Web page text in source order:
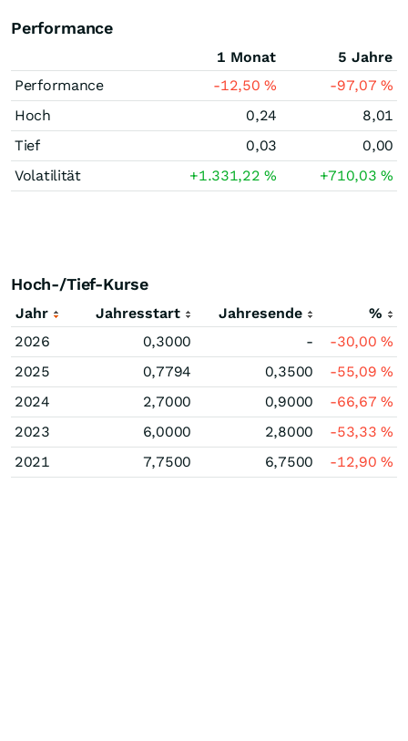
Performance
1 Monat
5 Jahre
Performance
-12,50% -97,07%
Hoch
0,24
8,01
Tief
0,03
0,00
Volatilität
+1.331,22% +710,03%
Hoch-/Tief-Kurse
Jahr Jahresstart Jahresende
%
2026
0,3000 - -30,00%
2025
0,7794 0,3500 -55,09%
2024
2,7000 0,9000 -66,67%
2023
6,0000 2,8000 -53,33%
2021
7,7500 6,7500 -12,90%